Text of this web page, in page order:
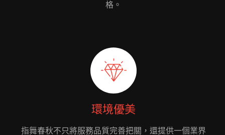
格。
環境優美
指舞春秋不只將服務品質完善把關，還提供一個業界